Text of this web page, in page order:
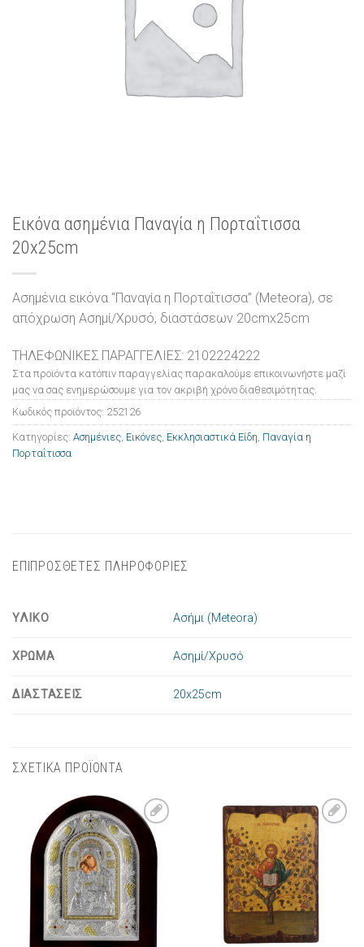
Εικόνα ασημένια Παναγία η Πορταΐτισσα
20x25cm
Ασημένια εικόνα “Παναγία η Πορταΐτισσα” (Meteora), σε
απόχρωση Ασημί/Χρυσό, διαστάσεων 20cmx25cm
ΤΗΛΕΦΩΝΙΚΕΣ ΠΑΡΑΓΓΕΛΙΕΣ: 2102224222
Στα προϊόντα κατόπιν παραγγελίας παρακαλούμε επικοινωνήστε μαζί
μας να σας ενημερώσουμε για τον ακριβή χρόνο διαθεσιμότητας.
Κωδικός προϊόντος: 252126
Κατηγορίες: Ασημένιες Εικόνες Εκκλησιαστικά Είδη Παναγία η
Πορταΐτισσα
ΕΠΙΠΡΟΣΘΕΤΕΣ ΠΛΗΡΟΦΟΡΙΕΣ
ΥΛΙΚΟ Ασήμι (Meteora)
ΧΡΩΜΑ Ασημί/Χρυσό
ΔΙΑΣΤΑΣΕΙΣ 20x25cm
ΣΧΕΤΙΚΑ ΠΡΟΪΟΝΤΑ
Πρόσθήκη
στην λίστα
επιθυμιών
Πρόσθήκη
στην λίστα
επιθυμιών